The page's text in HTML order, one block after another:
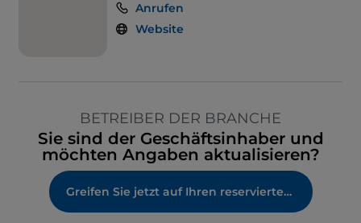
Anrufen
Website
BETREIBER DER BRANCHE
Sie sind der Geschäftsinhaber und
möchten Angaben aktualisieren?
Greifen Sie jetzt auf Ihren reservierten Bereich zu